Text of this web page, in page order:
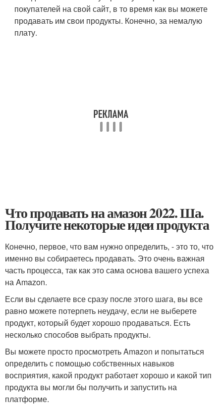
покупателей на свой сайт, в то время как вы можете
продавать им свои продукты. Конечно, за немалую
плату.
Что продавать на амазон 2022. Ша.
Получите некоторые идеи продукта
Конечно, первое, что вам нужно определить, - это то, что
именно вы собираетесь продавать. Это очень важная
часть процесса, так как это сама основа вашего успеха
на Amazon.
Если вы сделаете все сразу после этого шага, вы все
равно можете потерпеть неудачу, если не выберете
продукт, который будет хорошо продаваться. Есть
несколько способов выбрать продукты.
Вы можете просто просмотреть Amazon и попытаться
определить с помощью собственных навыков
восприятия, какой продукт работает хорошо и какой тип
продукта вы могли бы получить и запустить на
платформе.